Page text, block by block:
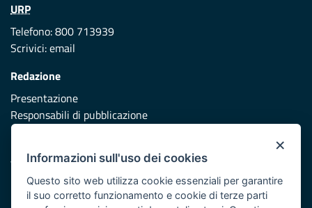
URP
Telefono: 800 713939
Scrivici:email
Redazione
Presentazione
Responsabili di pubblicazione
Vai al sito di Protezione Civile Puglia
Iniziativa finanziata con risorse del POR Puglia 2014/2020 -
×
Informazioni sull'uso dei cookies
Questo sito web utilizza cookie essenziali per garantire
il suo corretto funzionamento e cookie di terze parti